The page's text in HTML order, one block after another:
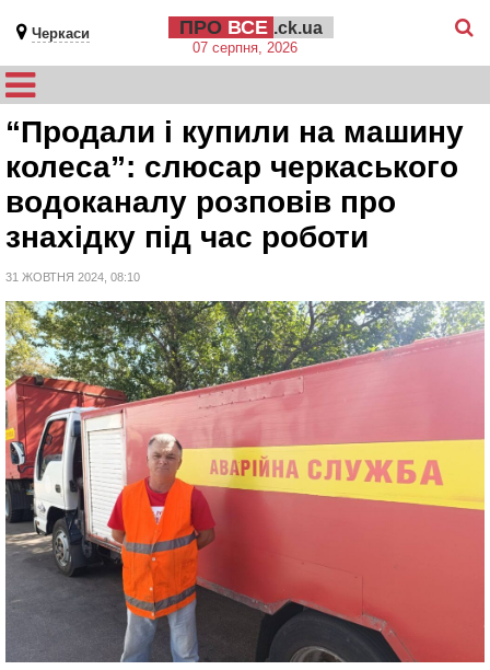
Черкаси ПРО ВСЕ .ck.ua
07 серпня, 2026
“Продали і купили на машину
колеса”: слюсар черкаського
водоканалу розповів про
знахідку під час роботи
31 ЖОВТНЯ 2024, 08:10